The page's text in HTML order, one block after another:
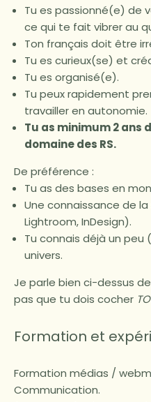
Tu es passionné(e) de
ce qui te fait vibrer au
Ton français doit être
Tu es curieux(se) et
Tu es organisé(e).
Tu peux rapidement
travailler en autonomie.
Tu as minimum 2 ans
domaine des RS.
De préférence :
Tu as des bases en
Une connaissance de
Lightroom, InDesign).
Tu connais déjà un peu
univers.
Je parle bien ci-dessus
pas que tu dois cocher
Formation et
Formation médias /
Communication.